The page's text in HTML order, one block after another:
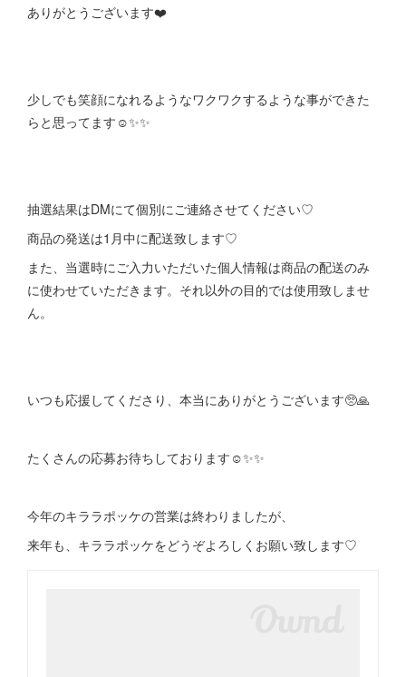
ありがとうございます❤️
少しでも笑顔になれるようなワクワクするような事ができた
らと思ってます☺️✨✨
抽選結果はDMにて個別にご連絡させてください♡
商品の発送は1月中に配送致します♡
また、当選時にご入力いただいた個人情報は商品の配送のみ
に使わせていただきます。それ以外の目的では使用致しませ
ん。
いつも応援してくださり、本当にありがとうございます🥺🙏
たくさんの応募お待ちしております☺️✨✨
今年のキララポッケの営業は終わりましたが、
来年も、キララポッケをどうぞよろしくお願い致します♡